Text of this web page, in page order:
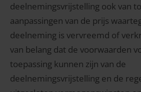
deelnemingsvrijstelling ook van
aanpassingen van de prijs
deelneming is vervreemd of
van belang dat de voorwaarden
toepassing kunnen zijn van de
deelnemingsvrijstelling en de